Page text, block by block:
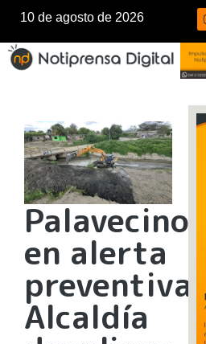
10 de agosto de 2026
Palavecino
en alerta
preventiva:
Alcaldía